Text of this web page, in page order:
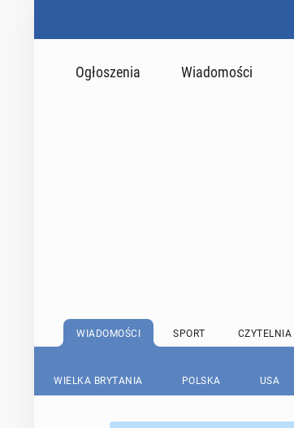
Ogłoszenia Wiadomości
WIADOMOŚCI SPORT CZYTELNIA
WIELKA BRYTANIA POLSKA USA